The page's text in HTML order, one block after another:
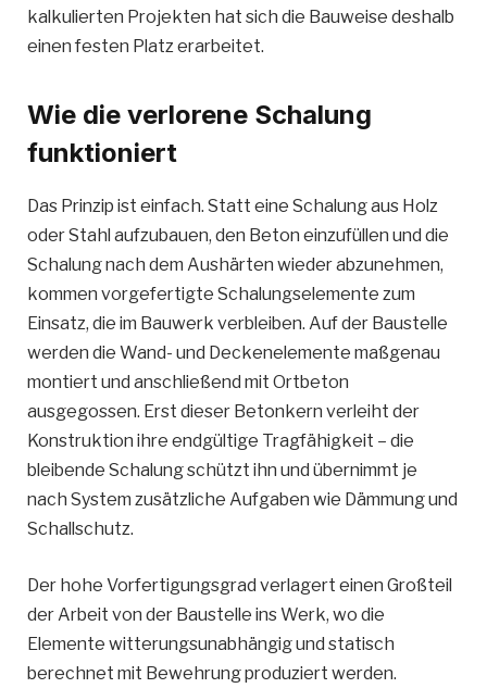
kalkulierten Projekten hat sich die Bauweise deshalb
einen festen Platz erarbeitet.
Wie die verlorene Schalung
funktioniert
Das Prinzip ist einfach. Statt eine Schalung aus Holz
oder Stahl aufzubauen, den Beton einzufüllen und die
Schalung nach dem Aushärten wieder abzunehmen,
kommen vorgefertigte Schalungselemente zum
Einsatz, die im Bauwerk verbleiben. Auf der Baustelle
werden die Wand- und Deckenelemente maßgenau
montiert und anschließend mit Ortbeton
ausgegossen. Erst dieser Betonkern verleiht der
Konstruktion ihre endgültige Tragfähigkeit – die
bleibende Schalung schützt ihn und übernimmt je
nach System zusätzliche Aufgaben wie Dämmung und
Schallschutz.
Der hohe Vorfertigungsgrad verlagert einen Großteil
der Arbeit von der Baustelle ins Werk, wo die
Elemente witterungsunabhängig und statisch
berechnet mit Bewehrung produziert werden.